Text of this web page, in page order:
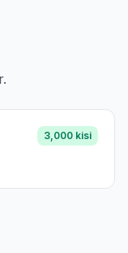
3,000 kisi